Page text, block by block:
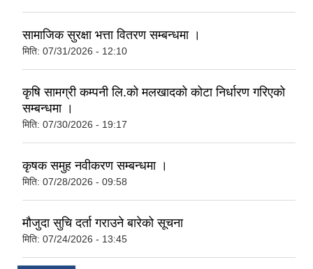
सामाजिक सुरक्षा भत्ता वितरण सम्बन्धमा ।
मिति: 07/31/2026 - 12:10
कृषि सामग्री कम्पनी लि.को मलखादको कोटा निर्धारण गरिएको
सम्बन्धमा ।
मिति: 07/30/2026 - 19:17
कृषक समुह नवीकरण सम्बन्धमा ।
मिति: 07/28/2026 - 09:58
मौजुदा सुचि दर्ता गराउने बारेको सूचना
मिति: 07/24/2026 - 13:45